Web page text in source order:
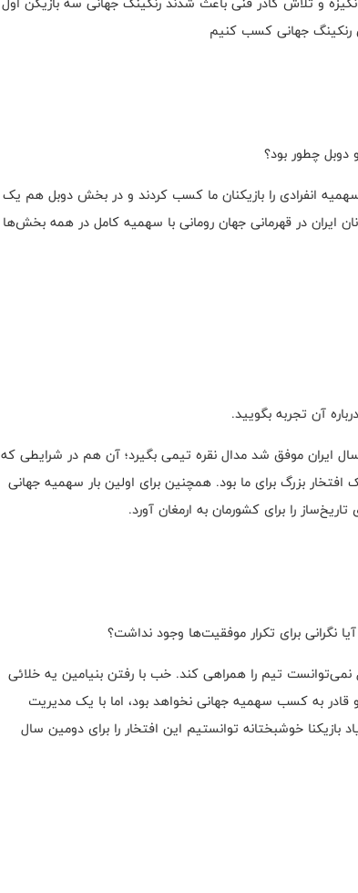
رنکینگ جهانی کسب کنیم
چطور بود؟
انفرادی را بازیکنان ما کسب کردند و در بخش دوبل هم یک
ایران در قهرمانی جهان رومانی با سهمیه کامل در همه بخش‌ها
آن تجربه بگویید.
در قهرمانی آسیا ۲۰۲۴ در چین، تیم ملی زیر ۱۵ سال ایران موفق شد مدال نقره تیمی بگیرد؛ آن هم در شرایطی که
بزرگ برای ما بود. همچنین برای اولین بار سهمیه جهانی
را برای کشورمان به ارمغان آورد.
نگرانی برای تکرار موفقیت‌ها وجود نداشت؟
زیر ۱۹ سال رفت و امسال نمی‌توانست تیم را همراهی کند. خب با رفتن بنیامین یه خلائی
به کسب سهمیه جهانی نخواهد بود، اما با یک مدیریت
بازیکنا خوشبختانه توانستیم این افتخار را برای دومین سال